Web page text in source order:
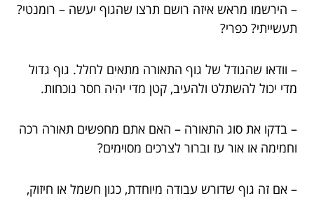
– הירשמו מראש איזה רושם תרצו שהגוף יעשה – רומנטי?
תעשייתי? כפרי?
– וודאו שהגודל של גוף התאורה מתאים לחלל. גוף גדול
מדי יכול להשתלט ולהעיב, קטן מדי יהיה חסר נוכחות.
– בדקו את סוג התאורה – האם אתם מחפשים תאורה רכה
וחמימה או אור עז וברור לצרכים מסוימים?
– אם זה גוף שדורש עבודה מיוחדת, כגון חשמל או חיזוק,